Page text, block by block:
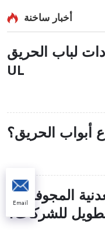
أخبار ساخنة
لباب الحريق
UL
أبواب الحريق؟
المجوفة حلاً
للشركات؟
Email